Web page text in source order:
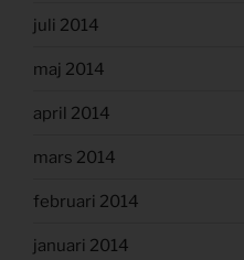
juli 2014
maj 2014
april 2014
mars 2014
februari 2014
januari 2014